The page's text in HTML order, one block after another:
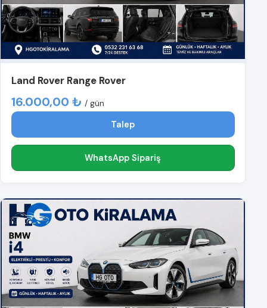
Land Rover Range Rover
16.000,00 ₺ / gün
Talep
WhatsApp Sipariş